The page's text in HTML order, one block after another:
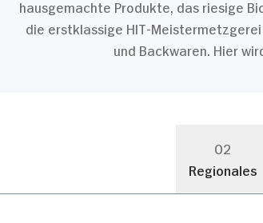
hausgemachte Produkte, das riesige
die erstklassige HIT-
und Backwaren. Hier
02
Regionales